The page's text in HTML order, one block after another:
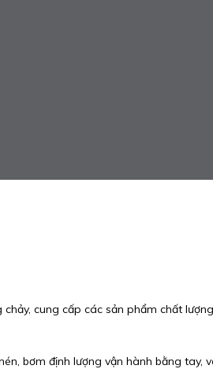
cung cấp các sản phẩm chất
bơm định lượng vận hành bằng tay,